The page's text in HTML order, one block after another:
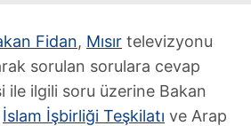
Fidan, Mısır televizyonu
sorulan sorulara cevap
ile ilgili soru üzerine Bakan
İslam İşbirliği Teşkilatı ve Arap